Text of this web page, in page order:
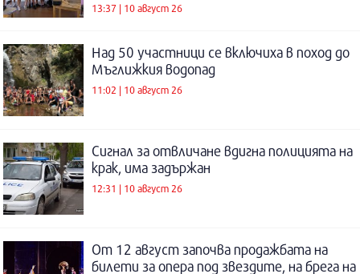
13:37 | 10 август 26
Над 50 участници се включиха в поход до
Мъглижкия водопад
11:02 | 10 август 26
Сигнал за отвличане вдигна полицията на
крак, има задържан
12:31 | 10 август 26
От 12 август започва продажбата на
билети за опера под звездите, на брега на